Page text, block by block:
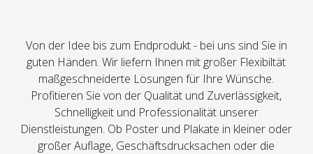
Von der Idee bis zum Endprodukt - bei uns sind Sie in
guten Händen. Wir liefern Ihnen mit großer Flexibiltät
maßgeschneiderte Lösungen für Ihre Wünsche.
Profitieren Sie von der Qualität und Zuverlässigkeit,
Schnelligkeit und Professionalität unserer
Dienstleistungen. Ob Poster und Plakate in kleiner oder
großer Auflage, Geschäftsdrucksachen oder die